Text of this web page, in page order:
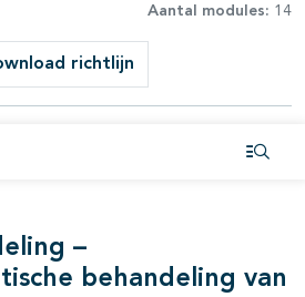
Aantal modules: 14
richtlijn
–
behandeling van